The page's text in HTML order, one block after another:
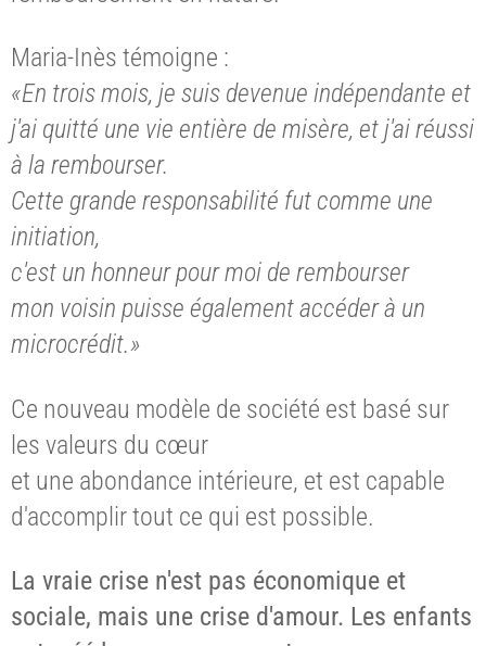
Maria-Inès témoigne :
«En trois mois, je suis devenue indépendante et
j'ai quitté une vie entière de misère, et j'ai réussi
à la rembourser.
Cette grande responsabilité fut comme une
initiation,
c'est un honneur pour moi de rembourser
mon voisin puisse également accéder à un
microcrédit.»
Ce nouveau modèle de société est basé sur
les valeurs du cœur
et une abondance intérieure, et est capable
d'accomplir tout ce qui est possible.
La vraie crise n'est pas économique et
sociale, mais une crise d'amour. Les enfants